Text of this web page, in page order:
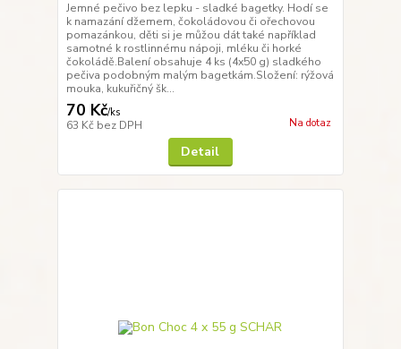
Jemné pečivo bez lepku - sladké bagetky. Hodí se
k namazání džemem, čokoládovou či ořechovou
pomazánkou, děti si je můžou dát také například
samotné k rostlinnému nápoji, mléku či horké
čokoládě.Balení obsahuje 4 ks (4x50 g) sladkého
pečiva podobným malým bagetkám.Složení: rýžová
mouka, kukuřičný šk...
70 Kč/ks
63 Kč bez DPH Na dotaz
Detail